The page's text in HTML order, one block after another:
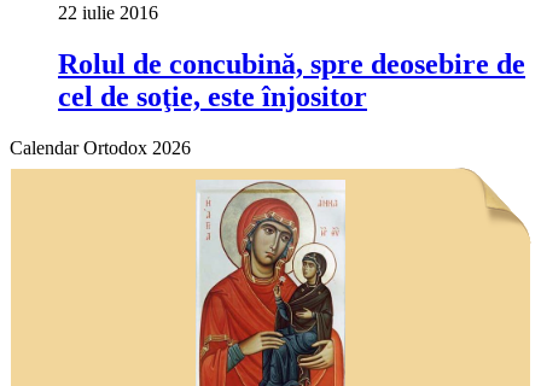
22 iulie 2016
Rolul de concubină, spre deosebire de
cel de soţie, este înjositor
Calendar Ortodox 2026